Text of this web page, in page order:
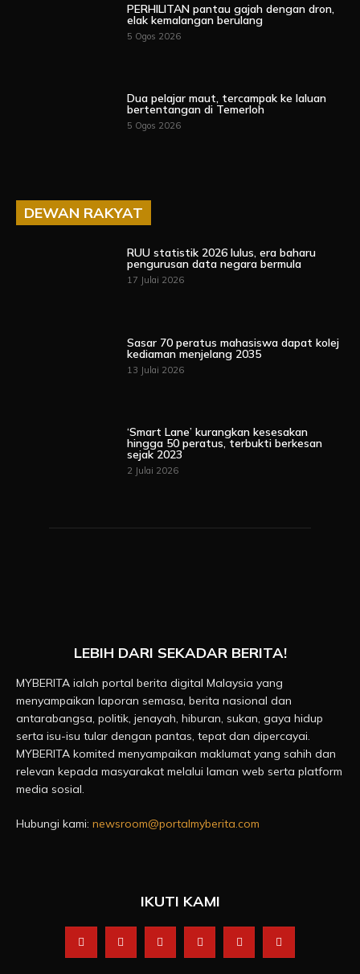
PERHILITAN pantau gajah dengan dron,
elak kemalangan berulang
5 Ogos 2026
Dua pelajar maut, tercampak ke laluan
bertentangan di Temerloh
5 Ogos 2026
DEWAN RAKYAT
RUU statistik 2026 lulus, era baharu
pengurusan data negara bermula
17 Julai 2026
Sasar 70 peratus mahasiswa dapat kolej
kediaman menjelang 2035
13 Julai 2026
‘Smart Lane’ kurangkan kesesakan
hingga 50 peratus, terbukti berkesan
sejak 2023
2 Julai 2026
LEBIH DARI SEKADAR BERITA!
MYBERITA ialah portal berita digital Malaysia yang
menyampaikan laporan semasa, berita nasional dan
antarabangsa, politik, jenayah, hiburan, sukan, gaya hidup
serta isu-isu tular dengan pantas, tepat dan dipercayai.
MYBERITA komited menyampaikan maklumat yang sahih dan
relevan kepada masyarakat melalui laman web serta platform
media sosial.
Hubungi kami: newsroom@portalmyberita.com
IKUTI KAMI